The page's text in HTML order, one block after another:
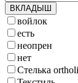
ВКЛАДЫШ
войлок
есть
неопрен
нет
Стелька